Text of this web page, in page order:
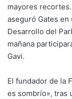
mayores
aseguró Gates
Desarrollo del
mañana
Gavi.
El fundador de la
es sombrío», tras